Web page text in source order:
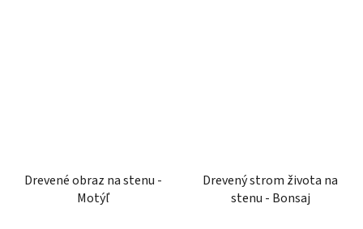
Drevené obraz na stenu -
Motýľ
Drevený strom života na
stenu - Bonsaj